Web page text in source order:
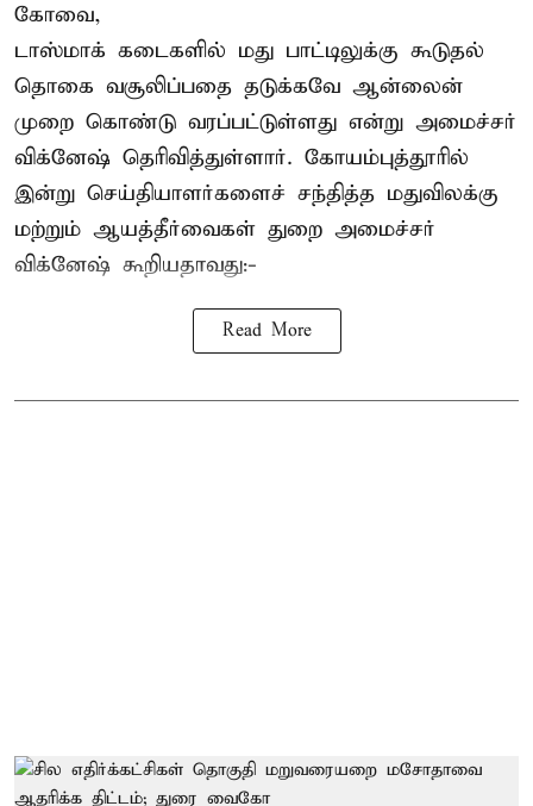
கோவை,
டாஸ்மாக் கடைகளில் மது பாட்டிலுக்கு கூடுதல்
தொகை வசூலிப்பதை தடுக்கவே ஆன்லைன்
முறை கொண்டு வரப்பட்டுள்ளது என்று அமைச்சர்
விக்னேஷ் தெரிவித்துள்ளார். கோயம்புத்தூரில்
இன்று செய்தியாளர்களைச் சந்தித்த மதுவிலக்கு
மற்றும் ஆயத்தீர்வைகள் துறை அமைச்சர்
விக்னேஷ் கூறியதாவது:-
Read More